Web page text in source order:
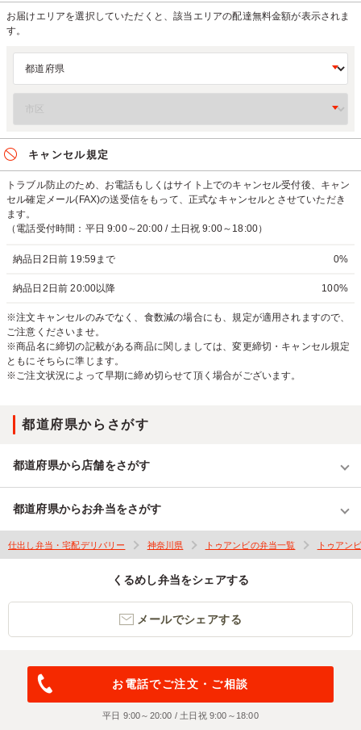
お届けエリアを選択していただくと、該当エリアの配達無料金額が表示されま
す。
キャンセル規定
トラブル防止のため、お電話もしくはサイト上でのキャンセル受付後、キャン
セル確定メール(FAX)の送受信をもって、正式なキャンセルとさせていただき
ます。
（電話受付時間：平日 9:00～20:00 / 土日祝 9:00～18:00）
納品日2日前 19:59まで 0%
納品日2日前 20:00以降 100%
※注文キャンセルのみでなく、食数減の場合にも、規定が適用されますので、
ご注意くださいませ。
※商品名に締切の記載がある商品に関しましては、変更締切・キャンセル規定
ともにそちらに準じます。
※ご注文状況によって早期に締め切らせて頂く場合がございます。
都道府県からさがす
都道府県から店舗をさがす
都道府県からお弁当をさがす
仕出し弁当・宅配デリバリー 神奈川県 トゥアンビの弁当一覧 トゥアン
くるめし弁当をシェアする
メールでシェアする
お電話でご注文・ご相談
平日 9:00～20:00 / 土日祝 9:00～18:00